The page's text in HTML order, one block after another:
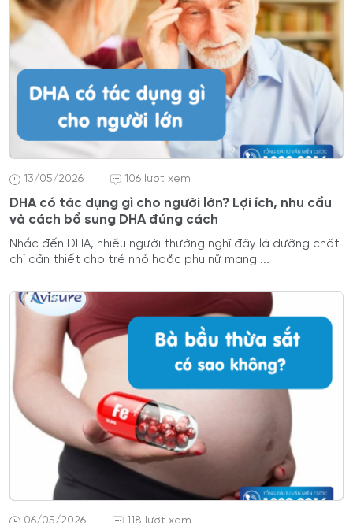
13/05/2026 106 lượt xem
DHA có tác dụng gì cho người lớn? Lợi ích, nhu cầu
và cách bổ sung DHA đúng cách
Nhắc đến DHA, nhiều người thường nghĩ đây là dưỡng chất
chỉ cần thiết cho trẻ nhỏ hoặc phụ nữ mang ...